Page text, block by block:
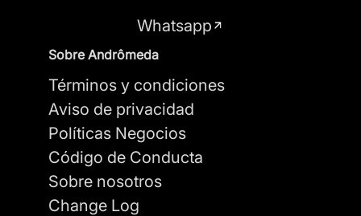
Whatsapp
Sobre Andrômeda
Términos y condiciones
Aviso de privacidad
Políticas Negocios
Código de Conducta
Sobre nosotros
Change Log